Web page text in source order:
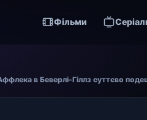
Фільми
в Беверлі-Гіллз суттєво